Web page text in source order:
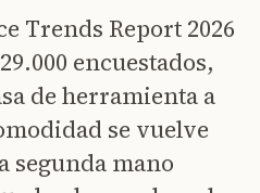
Trends Report 2026
encuestados,
de herramienta a
se vuelve
segunda mano